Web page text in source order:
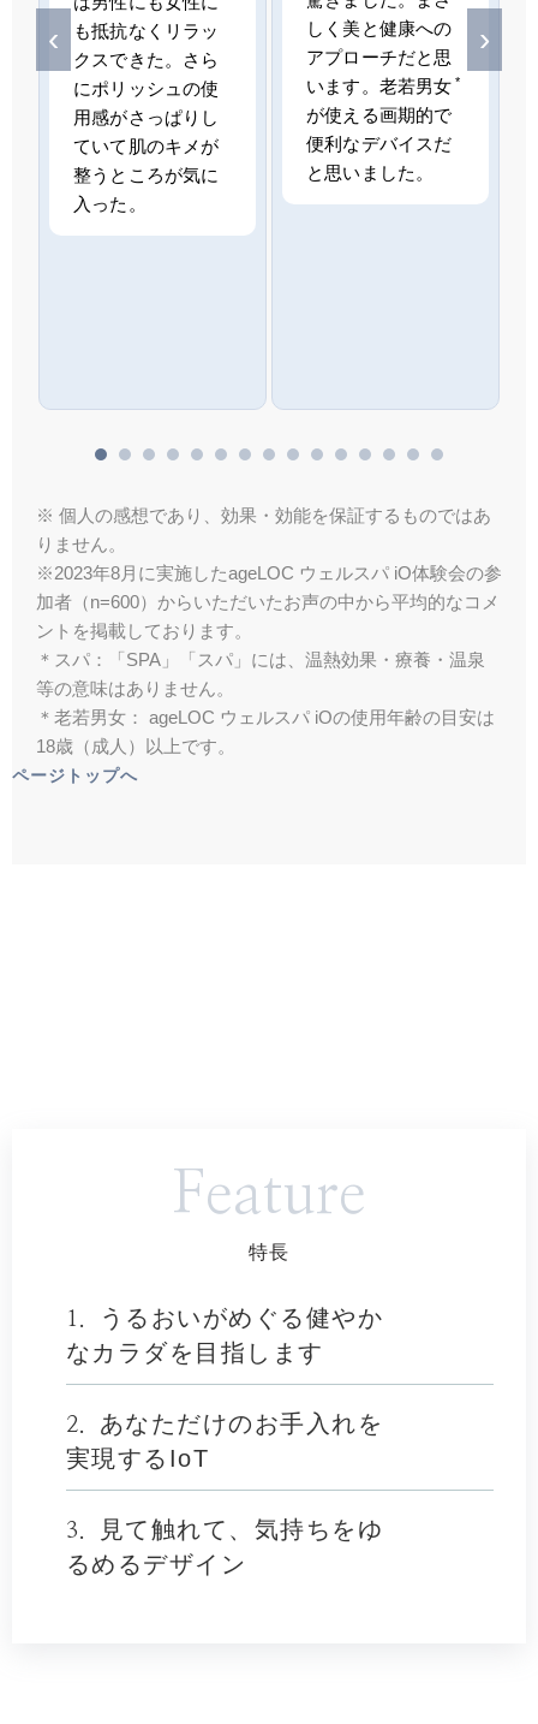
も抵抗なくリラッ
クスできた。さら
にポリッシュの使
用感がさっぱりし
ていて肌のキメが
整うところが気に
入った。
しく美と健康への
アプローチだと思
います。老若男女 *
が使える画期的で
便利なデバイスだ
と思いました。
‹ ›
※ 個人の感想であり、効果・効能を保証するものではあ
りません。
※2023年8月に実施したageLOC ウェルスパ iO体験会の参
加者（n=600）からいただいたお声の中から平均的なコメ
ントを掲載しております。
＊スパ：「SPA」「スパ」には、温熱効果・療養・温泉
等の意味はありません。
＊老若男女： ageLOC ウェルスパ iOの使用年齢の目安は
18歳（成人）以上です。
ページトップへ
Feature
特長
1.
うるおいがめぐる健やか
なカラダを目指します
2.
あなただけのお手入れを
実現するIoT
3.
見て触れて、気持ちをゆ
るめるデザイン